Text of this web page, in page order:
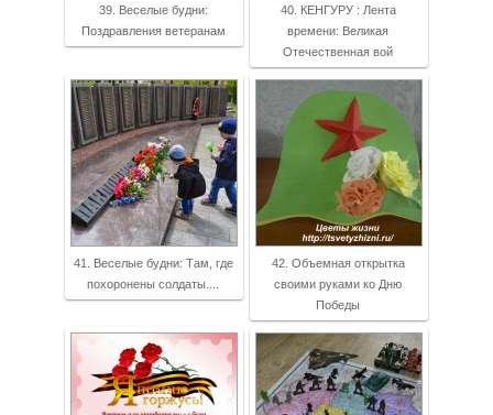
39. Веселые будни:
Поздравления ветеранам
40. КЕНГУРУ : Лента
времени: Великая
Отечественная вой
41. Веселые будни: Там, где
похоронены солдаты....
42. Объемная открытка
своими руками ко Дню
Победы